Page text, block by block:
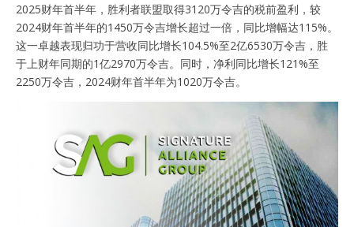
2025财年首半年，胜利者联盟取得3120万令吉的税前盈利，较
2024财年首半年的1450万令吉增长超过一倍，同比增幅达115%。
这一卓越表现归功于营收同比增长104.5%至2亿6530万令吉，胜
于上财年同期的1亿2970万令吉。同时，净利同比增长121%至
2250万令吉，2024财年首半年为1020万令吉。